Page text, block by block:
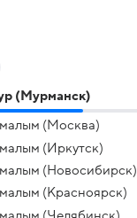
(Мурманск)
(Москва)
(Иркутск)
(Новосибирск)
(Красноярск)
(Челябинск)